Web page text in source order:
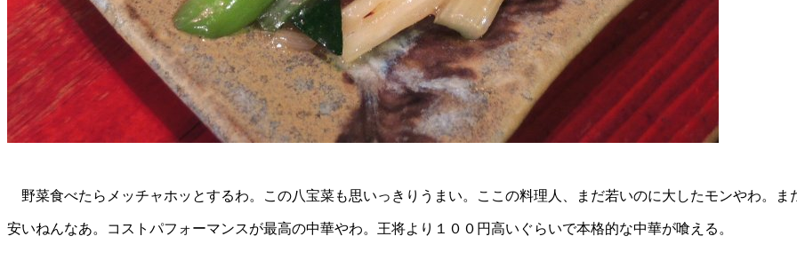
野菜食べたらメッチャホッとするわ。この八宝菜も思いっきりうまい。ここの料理人、まだ若いのに大したモンやわ。ま
安いねんなあ。コストパフォーマンスが最高の中華やわ。王将より１００円高いぐらいで本格的な中華が喰える。